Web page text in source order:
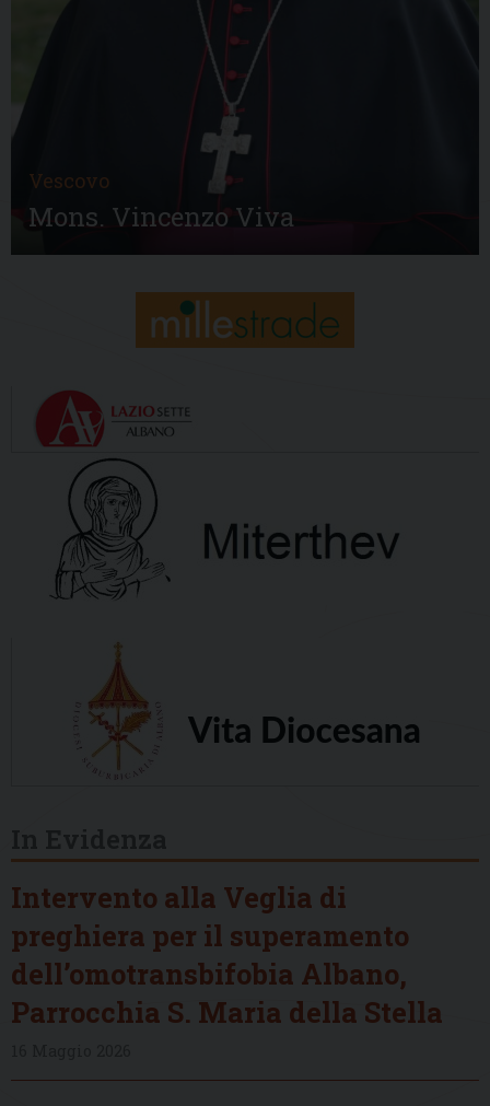
Vescovo
Mons. Vincenzo Viva
Intervento alla Veglia di
preghiera per il superamento
dell’omotransbifobia Albano,
Parrocchia S. Maria della Stella